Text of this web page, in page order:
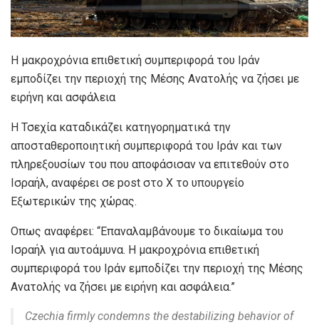
Η μακροχρόνια επιθετική συμπεριφορά του Ιράν
εμποδίζει την περιοχή της Μέσης Ανατολής να ζήσει με
ειρήνη και ασφάλεια
Η Τσεχία καταδικάζει κατηγορηματικά την
αποσταθεροποιητική συμπεριφορά του Ιράν και των
πληρεξουσίων του που αποφάσισαν να επιτεθούν στο
Ισραήλ, αναφέρει σε post στο X το υπουργείο
Εξωτερικών της χώρας.
Οπως αναφέρει: “Επαναλαμβάνουμε το δικαίωμα του
Ισραήλ για αυτοάμυνα. Η μακροχρόνια επιθετική
συμπεριφορά του Ιράν εμποδίζει την περιοχή της Μέσης
Ανατολής να ζήσει με ειρήνη και ασφάλεια.”
Czechia firmly condemns the destabilizing behavior of